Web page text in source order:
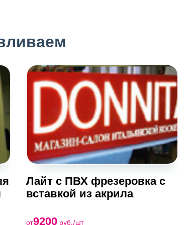
Лайт с ПВХ фрезеровка с
вставкой из акрила
от9200руб./шт